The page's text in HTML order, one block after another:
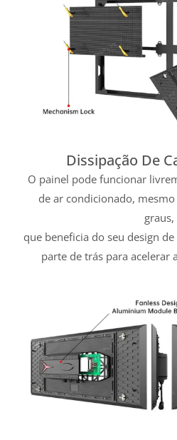
Dissipação De
O painel pode funcionar
de ar condicionado,
graus,
que beneficia do seu design
parte de trás para acelerar